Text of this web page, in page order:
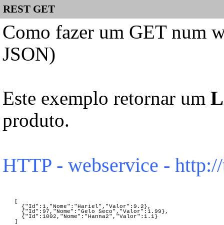
REST GET
Como fazer um GET num
JSON)
Este exemplo retornar um
produto.
HTTP - webservice -
[
{"Id":1,"Nome":"Hariel","Valor":9.2},
{"Id":97,"Nome":"Gelo Seco","Valor":1.99},
{"Id":1002,"Nome":"Hanna2","Valor":1.1}
]